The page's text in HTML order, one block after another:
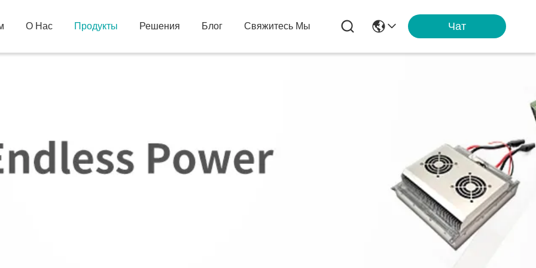
О Нас Продукты Решения Блог Свяжитесь Мы Чат